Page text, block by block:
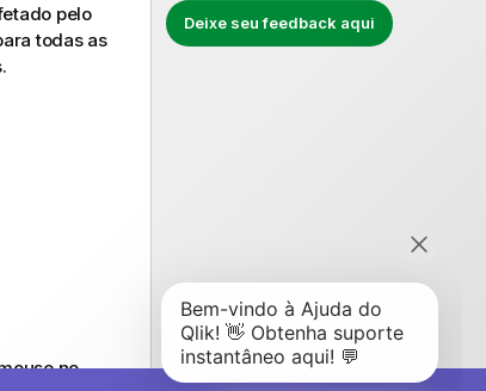
Deixe seu feedback aqui
pelo
todas as
no